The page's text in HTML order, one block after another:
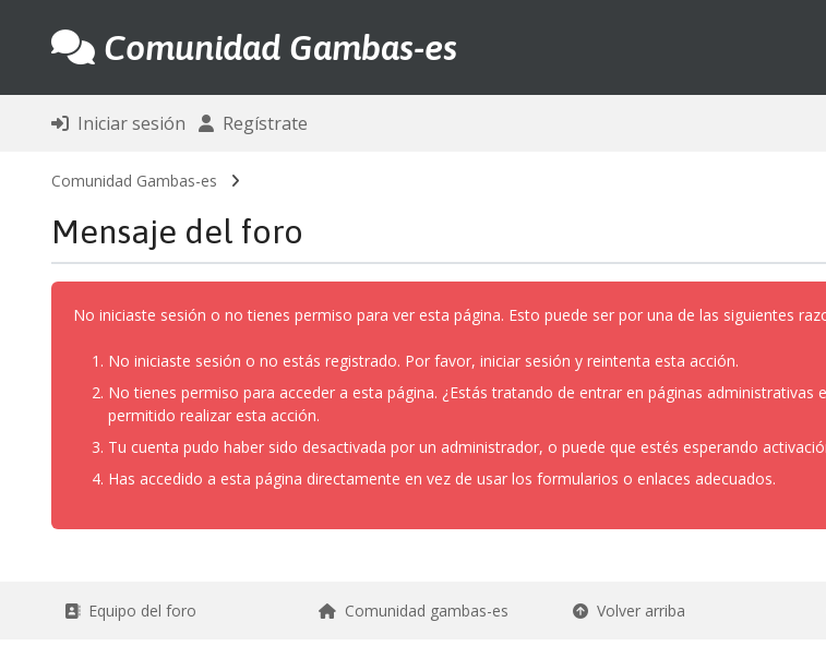
Comunidad Gambas-es
Iniciar sesión Regístrate
Comunidad Gambas-es
Mensaje del foro
No iniciaste sesión o no tienes permiso para ver esta página. Esto puede ser por una de las siguientes
No iniciaste sesión o no estás registrado. Por favor, iniciar sesión y reintenta esta acción.
No tienes permiso para acceder a esta página. ¿Estás tratando de entrar en páginas
permitido realizar esta acción.
Tu cuenta pudo haber sido desactivada por un administrador, o puede que estés esperando
Has accedido a esta página directamente en vez de usar los formularios o enlaces adecuados.
Equipo del foro Comunidad gambas-es Volver arriba